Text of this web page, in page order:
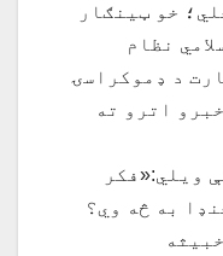
خو ټینګار
نظام
د ډموکراسۍ
اترو ته
ویلي:«فکر
به څه وي؟